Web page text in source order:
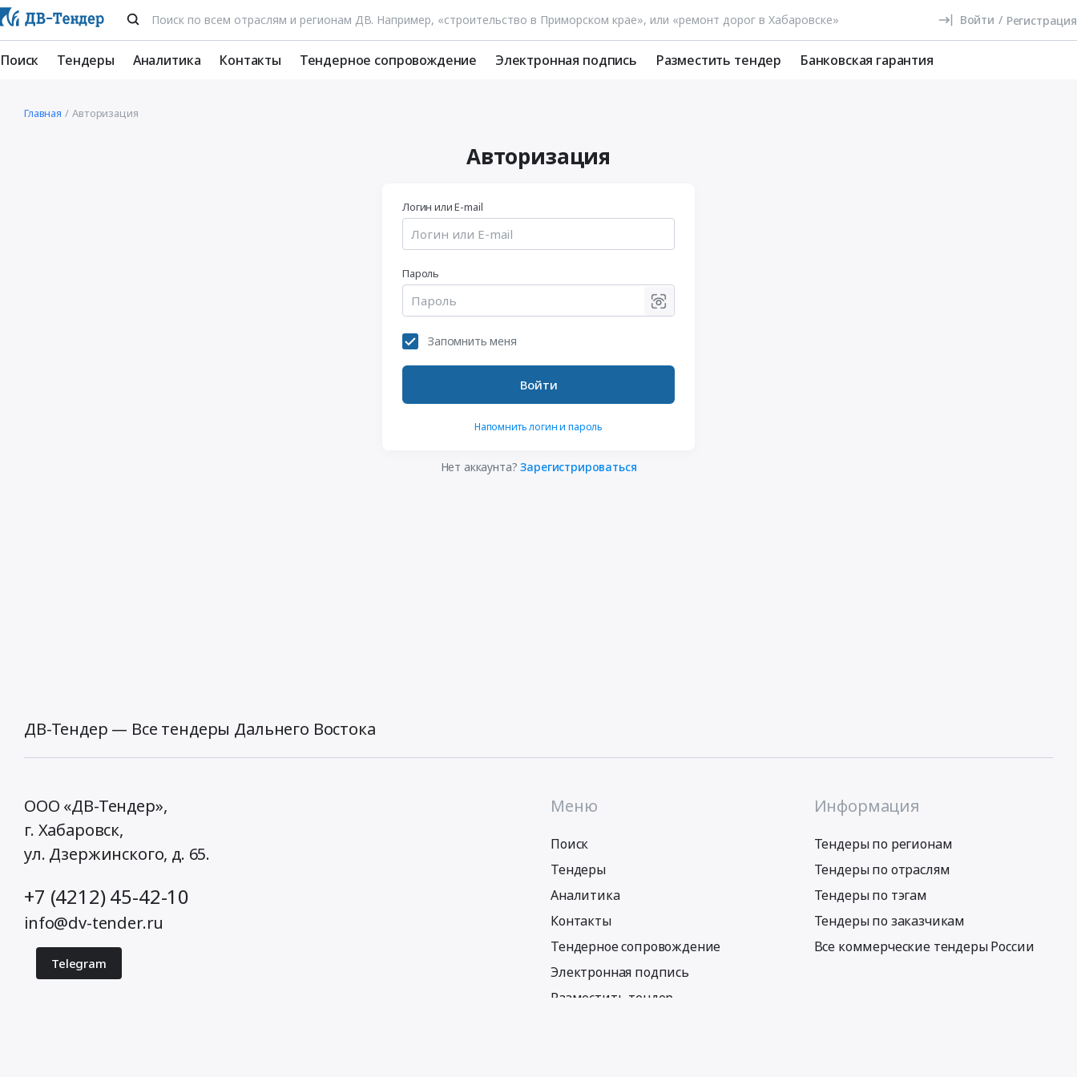
Войти / Регистрация
Поиск Тендеры Аналитика Контакты Тендерное сопровождение Электронная подпись Разместить тендер Банковская гарантия
Главная Авторизация
Авторизация
Логин или E-mail
Пароль
Запомнить меня
Войти
Напомнить логин и пароль
Нет аккаунта?Зарегистрироваться
ДВ-Тендер — Все тендеры Дальнего Востока
ООО «ДВ-Тендер»,
г. Хабаровск,
ул. Дзержинского, д. 65.
+7 (4212) 45-42-10
info@dv-tender.ru
Telegram
Меню
Поиск
Тендеры
Аналитика
Контакты
Тендерное сопровождение
Электронная подпись
Разместить тендер
Информация
Тендеры по регионам
Тендеры по отраслям
Тендеры по тэгам
Тендеры по заказчикам
Все коммерческие тендеры России